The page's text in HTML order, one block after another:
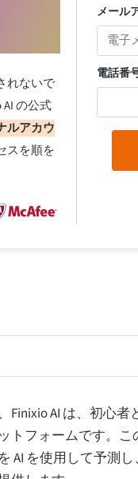
れないで
AI の公式
ルアカウ
スを順を
メール
電話番
AI は、初心者
トフォームです。こ
AI を使用して予測し